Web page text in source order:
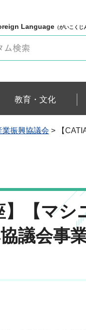
Language （がいこくじ
教育・文化
業振興協議会 > 【
】【マシ
議会事